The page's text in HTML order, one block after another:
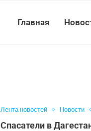
Главная
Лента новостей Новости
Спасатели в